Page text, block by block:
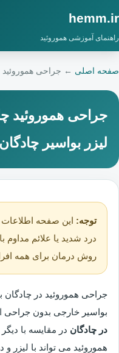
hemm.ir
راهنمای آموزشی هموروئید
صفحه اصلی ← جراحی
جراحی هموروئید
لیزر بواسیر چادگان
توجه: این صفحه
درد شدید یا علائم
روش درمان برای همه
جراحی هموروئید در چادگان
بواسیر خارجی بدون جراحی
در چادگان در مقایسه با
هموروئید می تواند با لیزر